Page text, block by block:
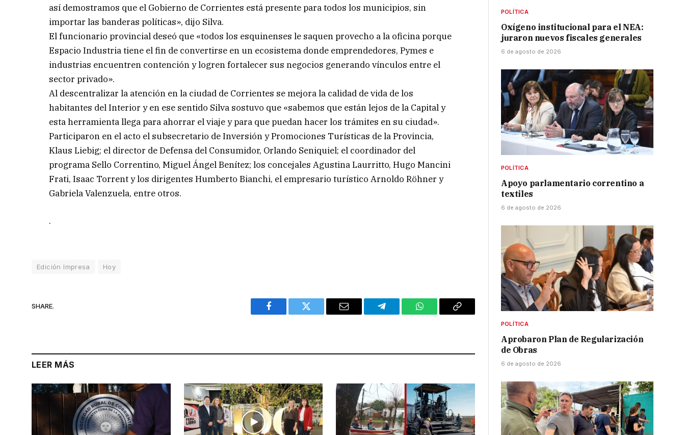
así demostramos que el Gobierno de Corrientes está presente para todos los municipios, sin
importar las banderas políticas», dijo Silva.
El funcionario provincial deseó que «todos los esquinenses le saquen provecho a la oficina porque
Espacio Industria tiene el fin de convertirse en un ecosistema donde emprendedores, Pymes e
industrias encuentren contención y logren fortalecer sus negocios generando vínculos entre el
sector privado».
Al descentralizar la atención en la ciudad de Corrientes se mejora la calidad de vida de los
habitantes del Interior y en ese sentido Silva sostuvo que «sabemos que están lejos de la Capital y
esta herramienta llega para ahorrar el viaje y para que puedan hacer los trámites en su ciudad».
Participaron en el acto el subsecretario de Inversión y Promociones Turísticas de la Provincia,
Klaus Liebig; el director de Defensa del Consumidor, Orlando Seniquiel; el coordinador del
programa Sello Correntino, Miguel Ángel Benítez; los concejales Agustina Laurritto, Hugo Mancini
Frati, Isaac Torrent y los dirigentes Humberto Bianchi, el empresario turístico Arnoldo Röhner y
Gabriela Valenzuela, entre otros.
.
Edición Impresa Hoy
SHARE.
Facebook Twitter Email Telegram WhatsAppCopy
LEER MÁS
POLÍTICA
Oxígeno institucional para el NEA:
juraron nuevos fiscales generales
6 de agosto de 2026
POLÍTICA
Apoyo parlamentario correntino a
textiles
6 de agosto de 2026
POLÍTICA
Aprobaron Plan de Regularización
de Obras
6 de agosto de 2026